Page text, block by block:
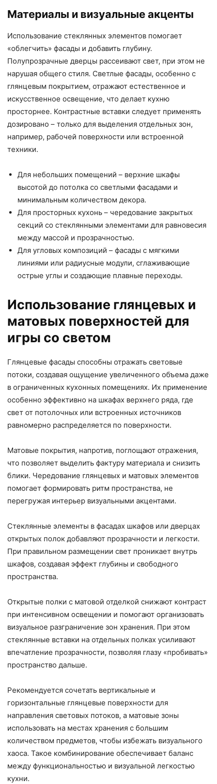
Материалы и визуальные акценты
Использование стеклянных элементов помогает
«облегчить» фасады и добавить глубину.
Полупрозрачные дверцы рассеивают свет, при этом не
нарушая общего стиля. Светлые фасады, особенно с
глянцевым покрытием, отражают естественное и
искусственное освещение, что делает кухню
просторнее. Контрастные вставки следует применять
дозировано – только для выделения отдельных зон,
например, рабочей поверхности или встроенной
техники.
Для небольших помещений – верхние шкафы
высотой до потолка со светлыми фасадами и
минимальным количеством декора.
Для просторных кухонь – чередование закрытых
секций со стеклянными элементами для равновесия
между массой и прозрачностью.
Для угловых композиций – фасады с мягкими
линиями или радиусные модули, сглаживающие
острые углы и создающие плавные переходы.
Использование глянцевых и
матовых поверхностей для
игры со светом
Глянцевые фасады способны отражать световые
потоки, создавая ощущение увеличенного объема даже
в ограниченных кухонных помещениях. Их применение
особенно эффективно на шкафах верхнего ряда, где
свет от потолочных или встроенных источников
равномерно распределяется по поверхности.
Матовые покрытия, напротив, поглощают отражения,
что позволяет выделить фактуру материала и снизить
блики. Чередование глянцевых и матовых элементов
помогает формировать ритм пространства, не
перегружая интерьер визуальными акцентами.
Стеклянные элементы в фасадах шкафов или дверцах
открытых полок добавляют прозрачности и легкости.
При правильном размещении свет проникает внутрь
шкафов, создавая эффект глубины и свободного
пространства.
Открытые полки с матовой отделкой снижают контраст
при интенсивном освещении и помогают организовать
визуальное разграничение зон хранения. При этом
стеклянные вставки на отдельных полках усиливают
впечатление прозрачности, позволяя глазу «пробивать»
пространство дальше.
Рекомендуется сочетать вертикальные и
горизонтальные глянцевые поверхности для
направления световых потоков, а матовые зоны
использовать на местах хранения с большим
количеством предметов, чтобы избежать визуального
хаоса. Такое комбинирование обеспечивает баланс
между функциональностью и визуальной легкостью
кухни.